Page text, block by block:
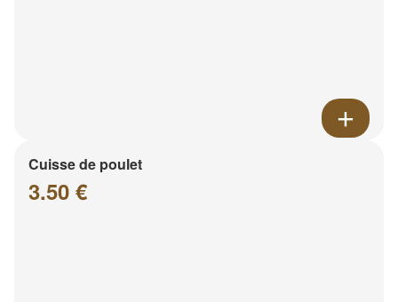
Cuisse de poulet
3.50 €